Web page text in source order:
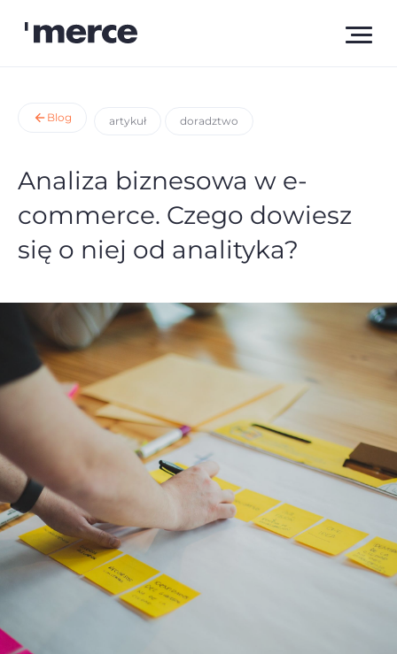
Blog artykuł doradztwo
Analiza biznesowa w e-
commerce. Czego dowiesz
się o niej od analityka?